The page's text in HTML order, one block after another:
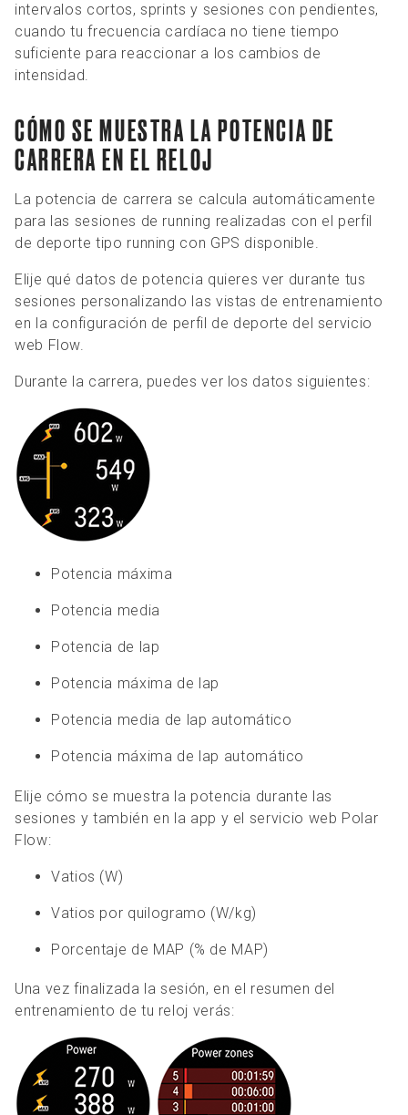
intervalos cortos, sprints y sesiones con pendientes,
cuando tu frecuencia cardíaca no tiene tiempo
suficiente para reaccionar a los cambios de
intensidad.
CÓMO SE MUESTRA LA POTENCIA DE
CARRERA EN EL RELOJ
La potencia de carrera se calcula automáticamente
para las sesiones de running realizadas con el perfil
de deporte tipo running con GPS disponible.
Elije qué datos de potencia quieres ver durante tus
sesiones personalizando las vistas de entrenamiento
en la configuración de perfil de deporte del servicio
web Flow.
Durante la carrera, puedes ver los datos siguientes:
Potencia máxima
Potencia media
Potencia de lap
Potencia máxima de lap
Potencia media de lap automático
Potencia máxima de lap automático
Elije cómo se muestra la potencia durante las
sesiones y también en la app y el servicio web Polar
Flow:
Vatios (W)
Vatios por quilogramo (W/kg)
Porcentaje de MAP (% de MAP)
Una vez finalizada la sesión, en el resumen del
entrenamiento de tu reloj verás: